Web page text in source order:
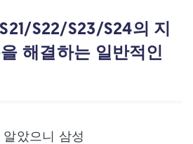
S22/S23/S24의 지
해결하는 일반적인
았으니 삼성